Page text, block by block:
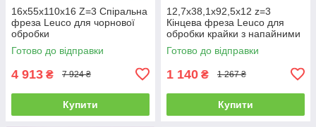
16х55х110х16 Z=3 Спіральна
фреза Leuco для чорнової
обробки
Готово до відправки
4 913 ₴ 7 924 ₴
Купити
12,7х38,1х92,5х12 z=3
Кінцева фреза Leuco для
обробки крайки з напайними
ножами і нижнім
підшипником
Готово до відправки
1 140 ₴ 1 267 ₴
Купити